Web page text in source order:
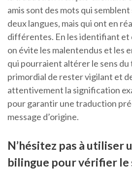
amis sont des mots qui semblent
deux langues, mais qui ont en
différentes. En les identifiant et
on évite les malentendus et les
qui pourraient altérer le sens
primordial de rester vigilant et
attentivement la signification
pour garantir une traduction
message d’origine.
N’hésitez pas à utiliser
bilingue pour vérifier le